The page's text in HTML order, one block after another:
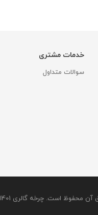
خدمات مشتری
سوالات متداول
است. چرخه گالری 1401